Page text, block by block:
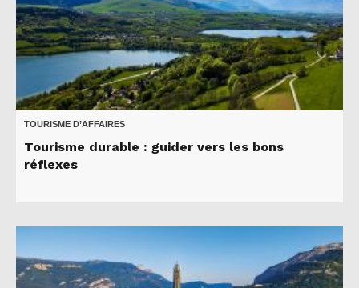
TOURISME D’AFFAIRES
Tourisme durable : guider vers les bons
réflexes